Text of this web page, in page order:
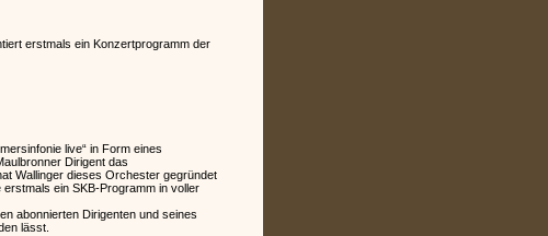
erstmals ein Konzertprogramm der
live“ in Form eines
Dirigent das
Wallinger dieses Orchester gegründet
ein SKB-Programm in voller
abonnierten Dirigenten und seines
lässt.